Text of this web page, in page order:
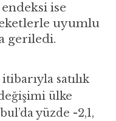
ise
uyumlu
geriledi.
satılık
ülke
yüzde -2,1,